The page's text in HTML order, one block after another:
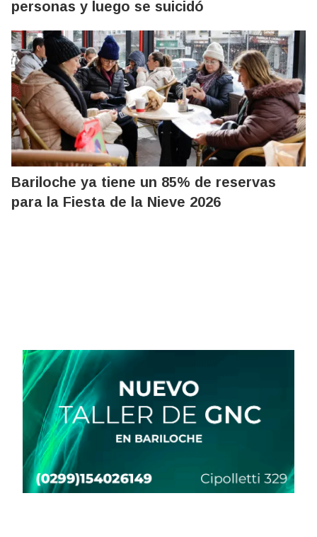
personas y luego se suicidó
Bariloche ya tiene un 85% de reservas
para la Fiesta de la Nieve 2026